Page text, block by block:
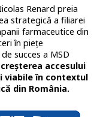
Renard preia
strategică a filiarei
farmaceutice din
în piețe
succes a MSD
accesului
viabile în contextul
din România.